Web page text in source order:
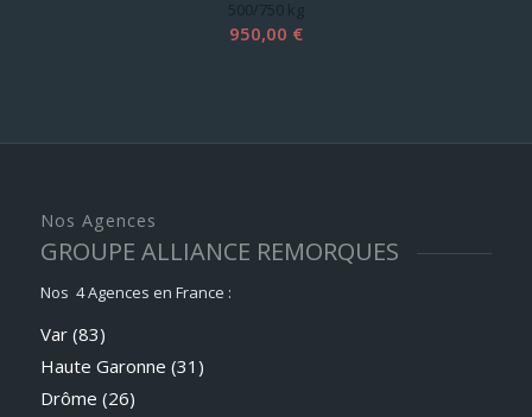
500/750 kg
950,00 €
Nos Agences
GROUPE ALLIANCE REMORQUES
Nos 4 Agences en France :
Var (83)
Haute Garonne (31)
Drôme (26)